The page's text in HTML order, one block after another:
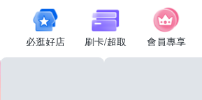
必逛好店 刷卡/超取 會員專享